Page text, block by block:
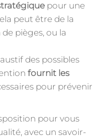
pour une
peut être de la
pièges, ou la
des possibles
fournit les
pour prévenir
pour vous
avec un savoir-